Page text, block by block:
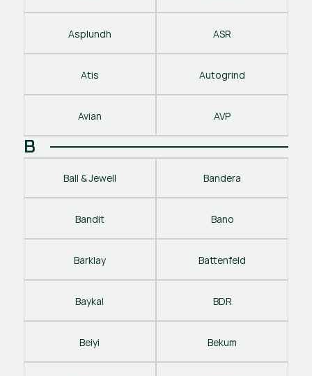
Asplundh ASR
Atis Autogrind
Avian AVP
B
Ball & Jewell Bandera
Bandit Bano
Barklay Battenfeld
Baykal BDR
Beiyi Bekum